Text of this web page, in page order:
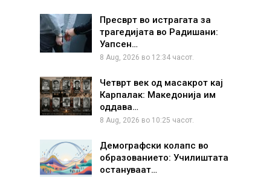
Пресврт во истрагата за
трагедијата во Радишани:
Уапсен…
8 Aug, 2026 во 12:34 часот.
Четврт век од масакрот кај
Карпалак: Македонија им
оддава…
8 Aug, 2026 во 10:25 часот.
Демографски колапс во
образованието: Училиштата
остануваат…